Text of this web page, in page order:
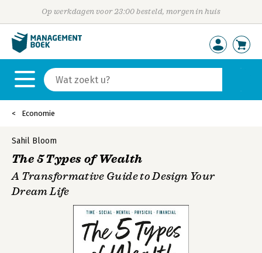
Op werkdagen voor 23:00 besteld, morgen in huis
Economie
Sahil Bloom
The 5 Types of Wealth
A Transformative Guide to Design Your
Dream Life